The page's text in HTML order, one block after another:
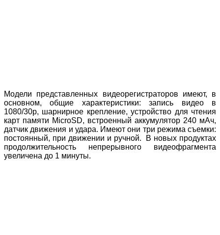
Модели представленных видеорегистраторов имеют, в
основном, общие характеристики: запись видео в
1080/30p, шарнирное крепление, устройство для чтения
карт памяти MicroSD, встроенный аккумулятор 240 мАч,
датчик движения и удара. Имеют они три режима съемки:
постоянный, при движении и ручной. В новых продуктах
продолжительность непрерывного видеофрагмента
увеличена до 1 минуты.